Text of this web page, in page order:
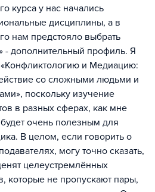
курса у нас начались
дисциплины, а в
нам предстояло выбрать
- дополнительный профиль. Я
и Медиацию:
со сложными людьми и
поскольку изучение
в разных сферах, как мне
очень полезным для
В целом, если говорить о
могу точно сказать,
целеустремлённых
которые не пропускают пары,